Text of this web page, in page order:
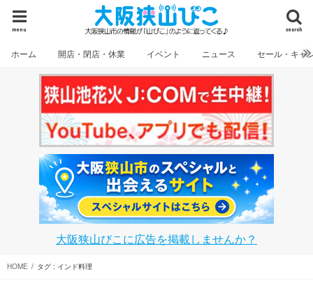
search
menu
ホーム 開店・閉店・休業 イベント ニュース セール・キャ
大阪狭山びこに広告を掲載しませんか？
HOME タグ : インド料理